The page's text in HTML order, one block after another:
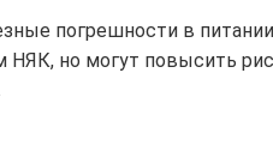
погрешности в
но могут повысить